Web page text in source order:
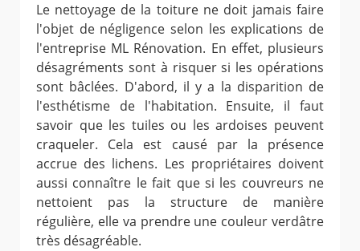
Le nettoyage de la toiture ne doit jamais faire
l'objet de négligence selon les explications de
l'entreprise ML Rénovation. En effet, plusieurs
désagréments sont à risquer si les opérations
sont bâclées. D'abord, il y a la disparition de
l'esthétisme de l'habitation. Ensuite, il faut
savoir que les tuiles ou les ardoises peuvent
craqueler. Cela est causé par la présence
accrue des lichens. Les propriétaires doivent
aussi connaître le fait que si les couvreurs ne
nettoient pas la structure de manière
régulière, elle va prendre une couleur verdâtre
très désagréable.